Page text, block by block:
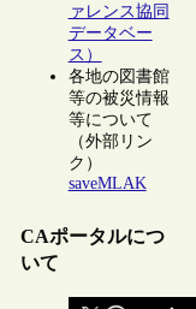
ァレンス協同
データベー
ス）
各地の図書館
等の被災情報
等について
（外部リン
ク）
saveMLAK
CAポータルにつ
いて